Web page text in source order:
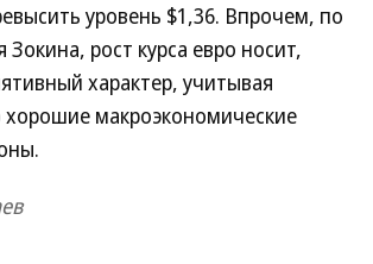
уровень $1,36. Впрочем, по
рост курса евро носит,
характер, учитывая
макроэкономические